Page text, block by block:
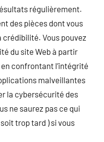
régulièrement.
des pièces dont vous
Vous pouvez
du site Web à partir
confrontant l’intégrité
malveillantes
la cybersécurité des
ne saurez pas ce qui
soit trop tard ) si vous